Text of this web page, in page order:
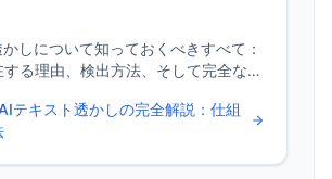
しについて知っておくべきすべて：
る理由、検出方法、そして完全な削
テキスト透かしの完全解説：仕組